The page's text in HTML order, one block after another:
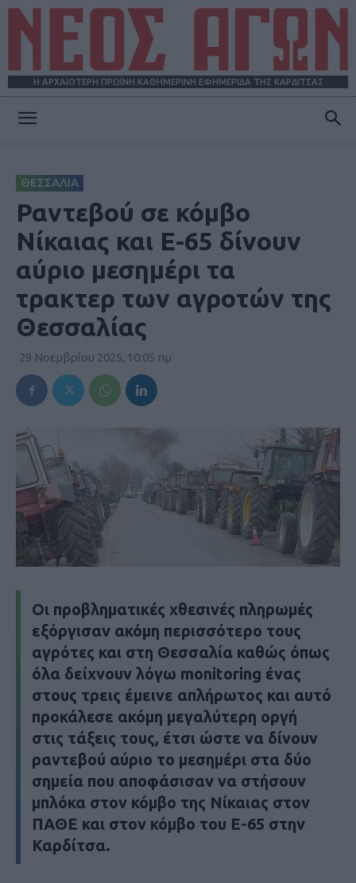
Η ΑΡΧΑΙΟΤΕΡΗ ΠΡΩΪΝΗ ΚΑΘΗΜΕΡΙΝΗ ΕΦΗΜΕΡΙΔΑ ΤΗΣ ΚΑΡΔΙΤΣΑΣ
ΘΕΣΣΑΛΙΑ
Ραντεβού σε κόμβο
Νίκαιας και Ε-65 δίνουν
αύριο μεσημέρι τα
τρακτερ των αγροτών της
Θεσσαλίας
29 Νοεμβρίου 2025, 10:05 πμ
Οι προβληματικές χθεσινές πληρωμές
εξόργισαν ακόμη περισσότερο τους
αγρότες και στη Θεσσαλία καθώς όπως
όλα δείχνουν λόγω monitoring ένας
στους τρεις έμεινε απλήρωτος και αυτό
προκάλεσε ακόμη μεγαλύτερη οργή
στις τάξεις τους, έτσι ώστε να δίνουν
ραντεβού αύριο το μεσημέρι στα δύο
σημεία που αποφάσισαν να στήσουν
μπλόκα στον κόμβο της Νίκαιας στον
ΠΑΘΕ και στον κόμβο του Ε-65 στην
Καρδίτσα.